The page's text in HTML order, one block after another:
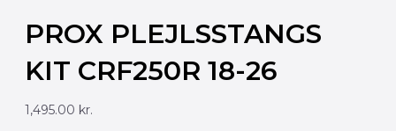
PROX PLEJLSSTANGS
KIT CRF250R 18-26
1,495.00 kr.